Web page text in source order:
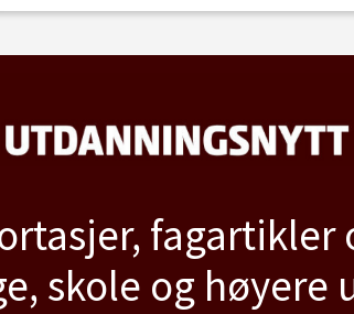
fagartikler
skole og høyere